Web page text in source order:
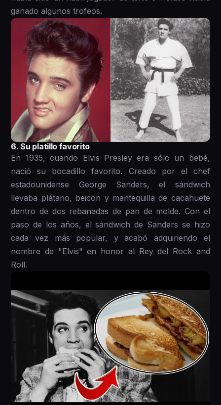
ganado algunos trofeos.
6. Su platillo favorito
En 1935, cuando Elvis Presley era sólo un bebé,
nació su bocadillo favorito. Creado por el chef
estadounidense George Sanders, el sándwich
llevaba plátano, beicon y mantequilla de cacahuete
dentro de dos rebanadas de pan de molde. Con el
paso de los años, el sándwich de Sanders se hizo
cada vez más popular, y acabó adquiriendo el
nombre de "Elvis" en honor al Rey del Rock and
Roll.